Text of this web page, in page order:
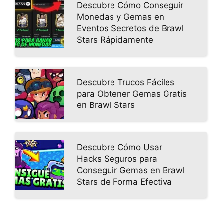
Descubre Cómo Conseguir
Monedas y Gemas en
Eventos Secretos de Brawl
Stars Rápidamente
Descubre Trucos Fáciles
para Obtener Gemas Gratis
en Brawl Stars
Descubre Cómo Usar
Hacks Seguros para
Conseguir Gemas en Brawl
Stars de Forma Efectiva